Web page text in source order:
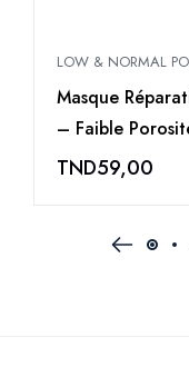
LOW & NORMAL
Masque
– Faible
TND59,00